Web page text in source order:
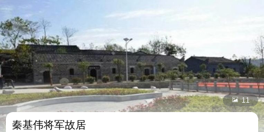
 11
秦基伟将军故居
